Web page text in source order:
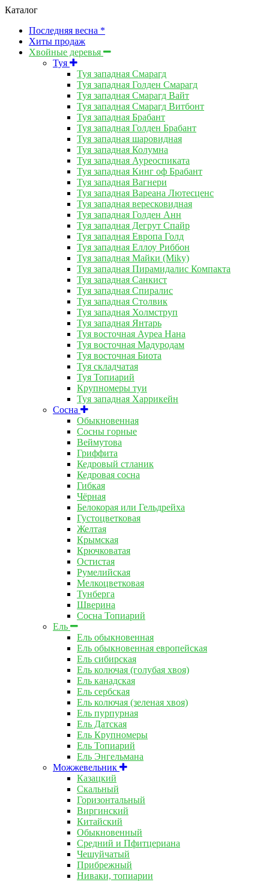
Каталог
Последняя весна *
Хиты продаж
Хвойные деревья
Туя
Туя западная Смарагд
Туя западная Голден Смарагд
Туя западная Смарагд Вайт
Туя западная Смарагд Витбонт
Туя западная Брабант
Туя западная Голден Брабант
Туя западная шаровидная
Туя западная Колумна
Туя западная Ауреоспиката
Туя западная Кинг оф Брабант
Туя западная Вагнери
Туя западная Вареана Лютесценс
Туя западная вересковидная
Туя западная Голден Анн
Туя западная Дегрут Спайр
Туя западная Европа Голд
Туя западная Еллоу Риббон
Туя западная Майки (Miky)
Туя западная Пирамидалис Компакта
Туя западная Санкист
Туя западная Спиралис
Туя западная Столвик
Туя западная Холмструп
Туя западная Янтарь
Туя восточная Ауреа Нана
Туя восточная Мадуродам
Туя восточная Биота
Туя складчатая
Туя Топиарий
Крупномеры туи
Туя западная Харрикейн
Сосна
Обыкновенная
Сосны горные
Веймутова
Гриффита
Кедровый стланик
Кедровая сосна
Гибкая
Чёрная
Белокорая или Гельдрейха
Густоцветковая
Желтая
Крымская
Крючковатая
Остистая
Румелийская
Мелкоцветковая
Тунберга
Шверина
Сосна Топиарий
Ель
Ель обыкновенная
Ель обыкновенная европейская
Ель сибирская
Ель колючая (голубая хвоя)
Ель канадская
Ель сербская
Ель колючая (зеленая хвоя)
Ель пурпурная
Ель Датская
Ель Крупномеры
Ель Топиарий
Ель Энгельмана
Можжевельник
Казацкий
Скальный
Горизонтальный
Виргинский
Китайский
Обыкновенный
Средний и Пфитцериана
Чешуйчатый
Прибрежный
Ниваки, топиарии